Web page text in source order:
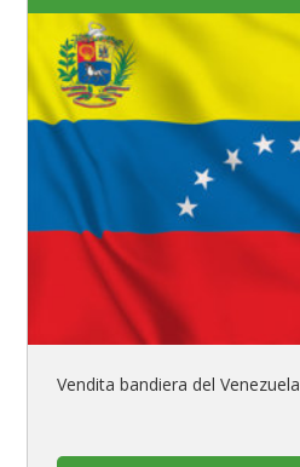
Vendita bandiera del Venezuela